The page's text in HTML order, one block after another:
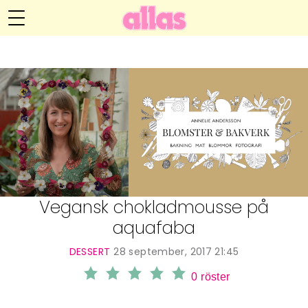
Hälsa
Relationer
Handarbete
Annelie Anderssons blogg
Hem
Om Annelie
Kategorier
Arkiv
Webshop
Vegansk chokladmousse på
aquafaba
DESSERT 28 september, 2017 21:45
0 röster